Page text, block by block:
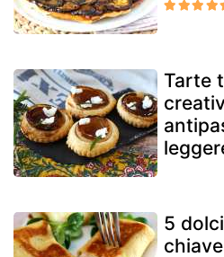
Tarte
5